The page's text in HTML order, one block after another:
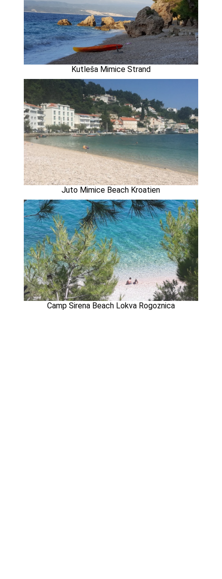
Kutleša Mimice Strand
Juto Mimice Beach Kroatien
Camp Sirena Beach Lokva Rogoznica